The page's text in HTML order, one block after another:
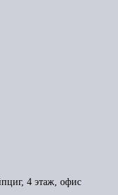
4 этаж, офис